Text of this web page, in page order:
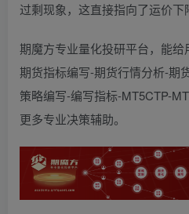
过剩现象，这直接指向了运价下
期魔方专业量化投研平台，能
期货指标编写-期货行情分析-期
策略编写-编写指标-MT5CTP-
更多专业决策辅助。